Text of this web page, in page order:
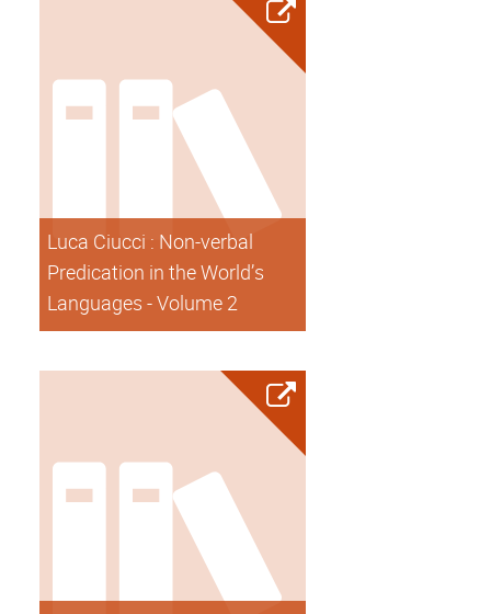
Luca Ciucci : Non-verbal
Predication in the World’s
Languages - Volume 2